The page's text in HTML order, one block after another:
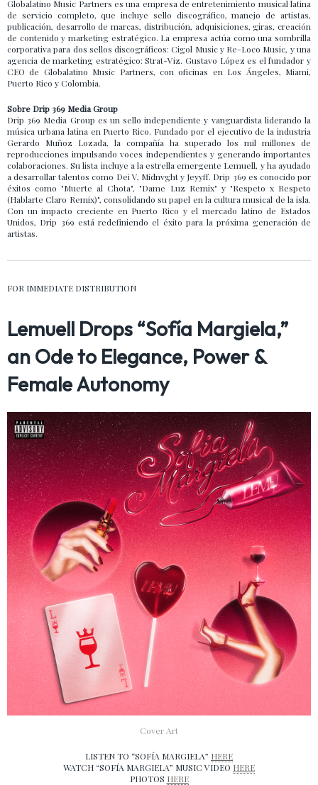
Globalatino Music Partners es una empresa de entretenimiento musical latina
de servicio completo, que incluye sello discográfico, manejo de artistas,
publicación, desarrollo de marcas, distribución, adquisiciones, giras, creación
de contenido y marketing estratégico. La empresa actúa como una sombrilla
corporativa para dos sellos discográficos: Cigol Music y Re-Loco Music, y una
agencia de marketing estratégico: Strat-Viz. Gustavo López es el fundador y
CEO de Globalatino Music Partners, con oficinas en Los Ángeles, Miami,
Puerto Rico y Colombia.
Sobre Drip 369 Media Group
Drip 369 Media Group es un sello independiente y vanguardista liderando la
música urbana latina en Puerto Rico. Fundado por el ejecutivo de la industria
Gerardo Muñoz Lozada, la compañía ha superado los mil millones de
reproducciones impulsando voces independientes y generando importantes
colaboraciones. Su lista incluye a la estrella emergente Lemuell, y ha ayudado
a desarrollar talentos como Dei V, Midnvght y Jeyyff. Drip 369 es conocido por
éxitos como "Muerte al Chota", "Dame Luz Remix" y "Respeto x Respeto
(Hablarte Claro Remix)", consolidando su papel en la cultura musical de la isla.
Con un impacto creciente en Puerto Rico y el mercado latino de Estados
Unidos, Drip 369 está redefiniendo el éxito para la próxima generación de
artistas.
FOR IMMEDIATE DISTRIBUTION
Lemuell Drops “Sofía Margiela,”
an Ode to Elegance, Power &
Female Autonomy
Cover Art
LISTEN TO “SOFÍA MARGIELA” HERE
WATCH “SOFÍA MARGIELA” MUSIC VIDEO HERE
PHOTOS HERE